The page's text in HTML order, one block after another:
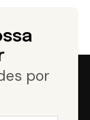
por